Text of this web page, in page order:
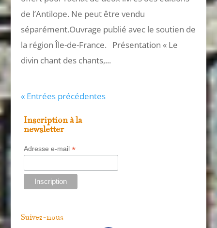
de l’Antilope. Ne peut être vendu
séparément.Ouvrage publié avec le soutien de
la région Île-de-France. Présentation « Le
divin chant des chants,...
« Entrées précédentes
Inscription à la
newsletter
Adresse e-mail *
Suivez-nous